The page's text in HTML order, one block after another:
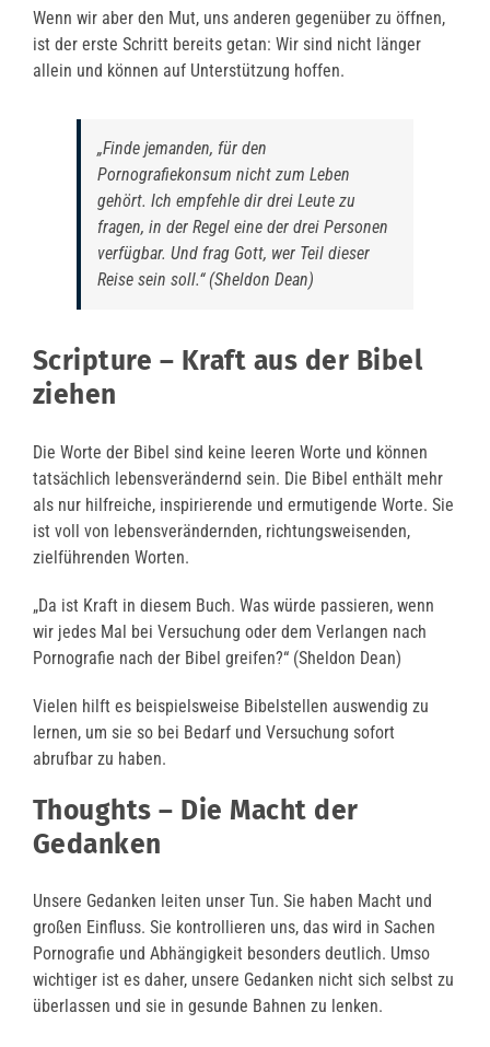
Wenn wir aber den Mut, uns anderen gegenüber zu öffnen,
ist der erste Schritt bereits getan: Wir sind nicht länger
allein und können auf Unterstützung hoffen.
„Finde jemanden, für den
Pornografiekonsum nicht zum Leben
gehört. Ich empfehle dir drei Leute zu
fragen, in der Regel eine der drei Personen
verfügbar. Und frag Gott, wer Teil dieser
Reise sein soll.“ (Sheldon Dean)
Scripture – Kraft aus der Bibel
ziehen
Die Worte der Bibel sind keine leeren Worte und können
tatsächlich lebensverändernd sein. Die Bibel enthält mehr
als nur hilfreiche, inspirierende und ermutigende Worte. Sie
ist voll von lebensverändernden, richtungsweisenden,
zielführenden Worten.
„Da ist Kraft in diesem Buch. Was würde passieren, wenn
wir jedes Mal bei Versuchung oder dem Verlangen nach
Pornografie nach der Bibel greifen?“ (Sheldon Dean)
Vielen hilft es beispielsweise Bibelstellen auswendig zu
lernen, um sie so bei Bedarf und Versuchung sofort
abrufbar zu haben.
Thoughts – Die Macht der
Gedanken
Unsere Gedanken leiten unser Tun. Sie haben Macht und
großen Einfluss. Sie kontrollieren uns, das wird in Sachen
Pornografie und Abhängigkeit besonders deutlich. Umso
wichtiger ist es daher, unsere Gedanken nicht sich selbst zu
überlassen und sie in gesunde Bahnen zu lenken.